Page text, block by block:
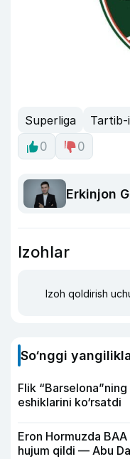
Superliga Tartib-
0
0
Erkinjon
Izohlar
Izoh qoldirish
So‘nggi
Flik
eshiklarini ko‘rsatdi
Eron Hormuzda
hujum qildi — Abu